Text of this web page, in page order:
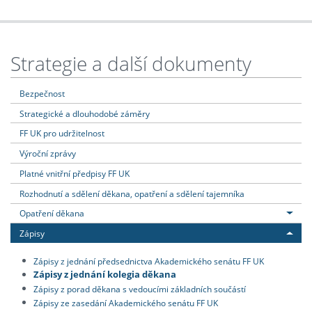
Strategie a další dokumenty
Bezpečnost
Strategické a dlouhodobé záměry
FF UK pro udržitelnost
Výroční zprávy
Platné vnitřní předpisy FF UK
Rozhodnutí a sdělení děkana, opatření a sdělení tajemníka
Opatření děkana
Zápisy
Zápisy z jednání předsednictva Akademického senátu FF UK
Zápisy z jednání kolegia děkana
Zápisy z porad děkana s vedoucími základních součástí
Zápisy ze zasedání Akademického senátu FF UK